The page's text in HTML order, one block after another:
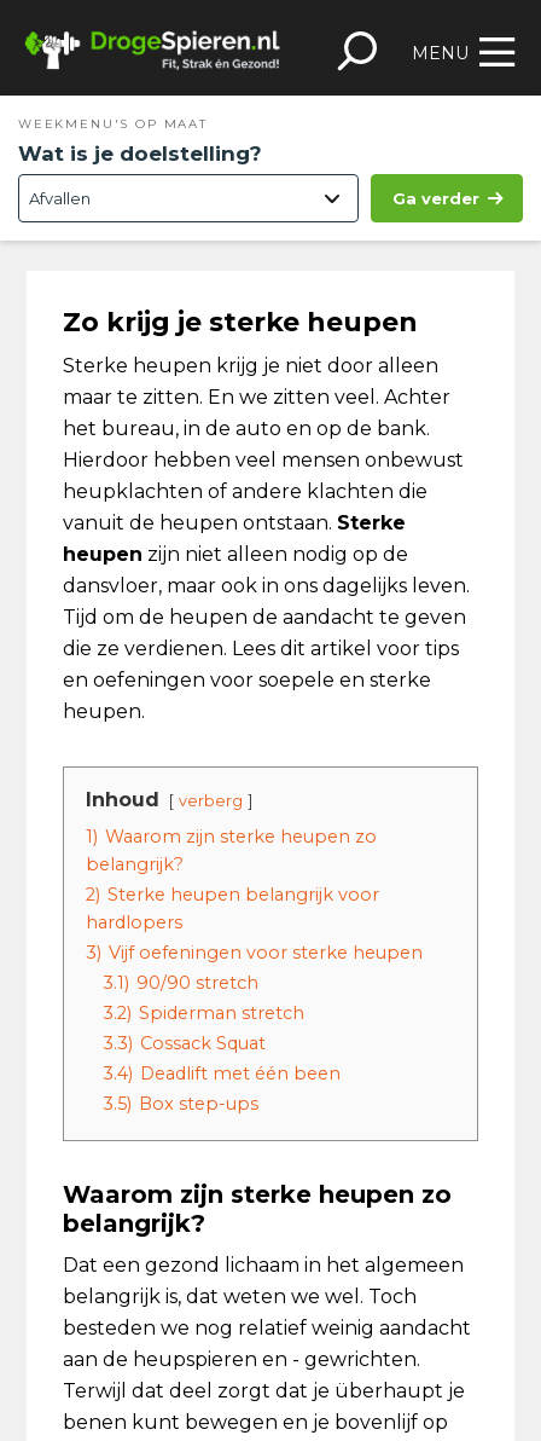
naar
naar
inhoud
naar
sidebar
footer
MENU
WEEKMENU'S OP MAAT
Wat is je doelstelling?
Ga verder
Zo krijg je sterke heupen
Sterke heupen krijg je niet door alleen
maar te zitten. En we zitten veel. Achter
het bureau, in de auto en op de bank.
Hierdoor hebben veel mensen onbewust
heupklachten of andere klachten die
vanuit de heupen ontstaan. Sterke
heupen zijn niet alleen nodig op de
dansvloer, maar ook in ons dagelijks leven.
Tijd om de heupen de aandacht te geven
die ze verdienen. Lees dit artikel voor tips
en oefeningen voor soepele en sterke
heupen.
Inhoud verberg
1) Waarom zijn sterke heupen zo
belangrijk?
2) Sterke heupen belangrijk voor
hardlopers
3) Vijf oefeningen voor sterke heupen
3.1) 90/90 stretch
3.2) Spiderman stretch
3.3) Cossack Squat
3.4) Deadlift met één been
3.5) Box step-ups
Waarom zijn sterke heupen zo
belangrijk?
Dat een gezond lichaam in het algemeen
belangrijk is, dat weten we wel. Toch
besteden we nog relatief weinig aandacht
aan de heupspieren en - gewrichten.
Terwijl dat deel zorgt dat je überhaupt je
benen kunt bewegen en je bovenlijf op